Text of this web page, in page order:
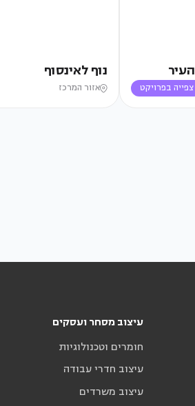
צפייה בפרויקט
נוף לאינסוף
אזור המרכז
עיצוב מסחר ועסקים
חומרים וטכנולוגיות
עיצוב חדרי עבודה
עיצוב משרדים